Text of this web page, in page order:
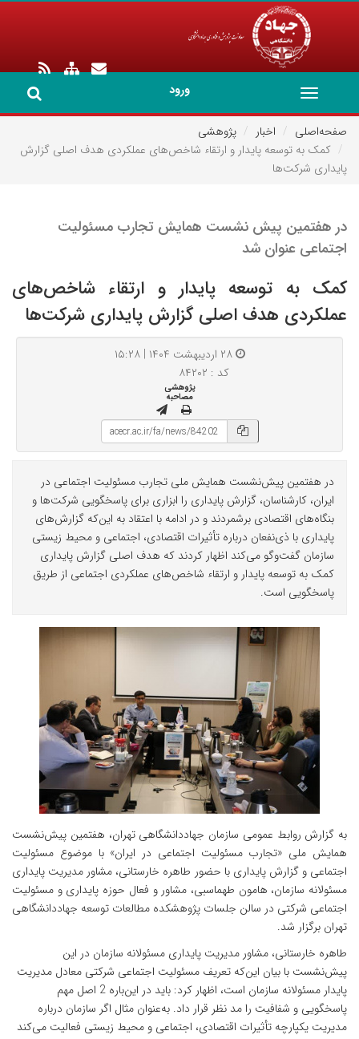
ورود
Toggle
navigation
صفحه‌اصلی
اخبار
پژوهشی
کمک به توسعه پایدار و ارتقاء شاخص‌های عملکردی هدف اصلی گزارش
پایداری شرکت‌ها
در هفتمین پیش ­نشست همایش تجارب مسئولیت
اجتماعی عنوان شد
کمک به توسعه پایدار و ارتقاء شاخص‌های
عملکردی هدف اصلی گزارش پایداری شرکت‌ها
۲۸ اردیبهشت ۱۴۰۴ | ۱۵:۲۸
کد : ۸۴۲۰۲
پژوهشی
مصاحبه
در هفتمین پیش‌نشست همایش ملی تجارب مسئولیت اجتماعی در
ایران، کارشناسان، گزارش پایداری را ابزاری برای پاسخگویی شرکت‌ها و
بنگاه‌های اقتصادی برشمردند و در ادامه با اعتقاد به این‌که گزارش‌های
پایداری با ذی‌نفعان درباره تأثیرات اقتصادی، اجتماعی و محیط زیستی
سازمان گفت‌وگو می‌کند اظهار کردند که هدف اصلی گزارش پایداری
کمک به توسعه پایدار و ارتقاء شاخص‌های عملکردی اجتماعی از طریق
پاسخگویی است.
به گزارش روابط عمومی سازمان جهاددانشگاهی تهران، هفتمین پیش‌نشست
همایش ملی «تجارب مسئولیت اجتماعی در ایران» با موضوع مسئولیت
اجتماعی و گزارش پایداری با حضور طاهره خارستانی، مشاور مدیریت پایداری
مسئولانه سازمان، هامون طهماسبی، مشاور و فعال حوزه پایداری و مسئولیت
اجتماعی شرکتی در سالن جلسات پژوهشکده مطالعات توسعه جهاددانشگاهی
تهران برگزار شد.
طاهره خارستانی، مشاور مدیریت پایداری مسئولانه سازمان در این
پیش‌نشست با بیان این‌که تعریف مسئولیت اجتماعی شرکتی معادل مدیریت
پایدار مسئولانه سازمان است، اظهار کرد: باید در این‌باره 2 اصل مهم
پاسخگویی و شفافیت را مد نظر قرار داد. به‌عنوان مثال اگر سازمان درباره
مدیریت یکپارچه تأثیرات اقتصادی، اجتماعی و محیط زیستی فعالیت می‌کند